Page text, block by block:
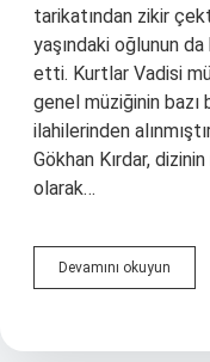
tarikatından zikir
yaşındaki oğlunun da
etti. Kurtlar Vadisi
genel müziğinin bazı
ilahilerinden
Gökhan Kırdar,
olarak…
Devamını okuyun
Vadisi
Mi